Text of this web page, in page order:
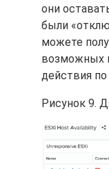
они
были
можете
возможных
действия
Рисунок 9.